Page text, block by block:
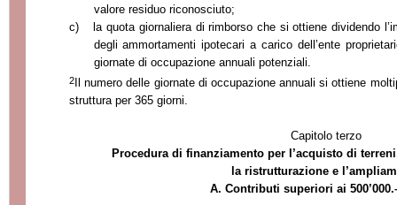
valore residuo riconosciuto;
c)
la quota giornaliera di rimborso che si ottiene dividendo
degli ammortamenti ipotecari a carico dell’ente
giornate di occupazione annuali potenziali.
2
Il numero delle giornate di occupazione annuali si ottiene
struttura per 365 giorni.
Capitolo terzo
Procedura di finanziamento per l’acquisto di
la ristrutturazione e
A. Contributi superiori ai